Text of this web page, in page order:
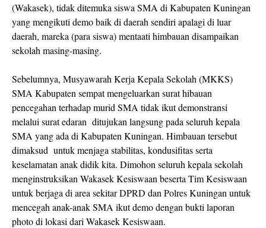
(Wakasek), tidak ditemuka siswa SMA di Kabupaten Kuningan
yang mengikuti demo baik di daerah sendiri apalagi di luar
daerah, mareka (para siswa) mentaati himbauan disampaikan
sekolah masing-masing.
Sebelumnya, Musyawarah Kerja Kepala Sekolah (MKKS)
SMA Kabupaten sempat mengeluarkan surat hibauan
pencegahan terhadap murid SMA tidak ikut demonstransi
melalui surat edaran ditujukan langsung pada seluruh kepala
SMA yang ada di Kabupaten Kuningan. Himbauan tersebut
dimaksud untuk menjaga stabilitas, kondusifitas serta
keselamatan anak didik kita. Dimohon seluruh kepala sekolah
menginstruksikan Wakasek Kesiswaan beserta Tim Kesiswaan
untuk berjaga di area sekitar DPRD dan Polres Kuningan untuk
mencegah anak-anak SMA ikut demo dengan bukti laporan
photo di lokasi dari Wakasek Kesiswaan.